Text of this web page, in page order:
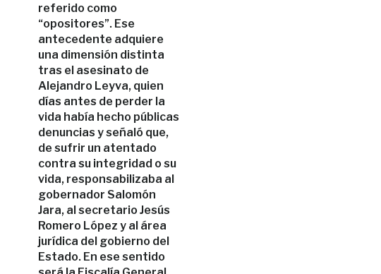
referido como
“opositores”. Ese
antecedente adquiere
una dimensión distinta
tras el asesinato de
Alejandro Leyva, quien
días antes de perder la
vida había hecho públicas
denuncias y señaló que,
de sufrir un atentado
contra su integridad o su
vida, responsabilizaba al
gobernador Salomón
Jara, al secretario Jesús
Romero López y al área
jurídica del gobierno del
Estado. En ese sentido